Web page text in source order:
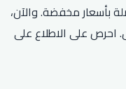
بأسعار مخفضة. والآن،
ترينديول. احرص على الاطلاع على